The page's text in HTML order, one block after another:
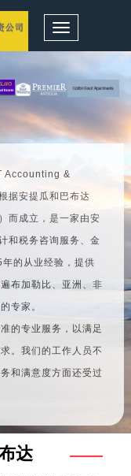
Toggle
navigation
Accounting &
据安提瓜和巴布达
而成立，是一家由安
和税务咨询服务、金
的从业经验，提供
布加勒比、亚洲、非
专家。
的专业服务，以满足
。我们的工作人员不
和满意度方面还受过
达